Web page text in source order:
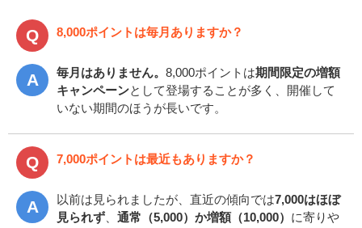
8,000ポイントは毎月ありますか？
毎月はありません。 8,000ポイントは期間限定の増額
キャンペーンとして登場することが多く、開催して
いない期間のほうが長いです。
7,000ポイントは最近もありますか？
以前は見られましたが、直近の傾向では7,000はほぼ
見られず
通常（5,000）か増額（10,000） に寄りや